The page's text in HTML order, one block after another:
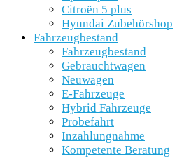
Citroën 5 plus
Hyundai Zubehörshop
Fahrzeugbestand
Fahrzeugbestand
Gebrauchtwagen
Neuwagen
E-Fahrzeuge
Hybrid Fahrzeuge
Probefahrt
Inzahlungnahme
Kompetente Beratung